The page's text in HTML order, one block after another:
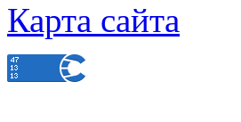
Карта сайта